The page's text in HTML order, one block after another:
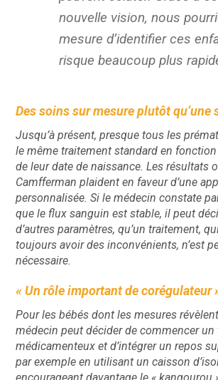
nouvelle vision, nous
mesure d’identifier ces
risque beaucoup plus
Des soins sur mesure plutôt
Jusqu’à présent, presque tous les
le même traitement standard en
de leur date de naissance. Les résultats
Camfferman plaident en faveur d’une
personnalisée. Si le médecin constate
que le flux sanguin est stable, il peut
d’autres paramètres, qu’un traitement,
toujours avoir des inconvénients, n’est
nécessaire.
« Un rôle important de corégulateur
Pour les bébés dont les mesures
médecin peut décider de commencer
médicamenteux et d’intégrer un repos
par exemple en utilisant un caisson